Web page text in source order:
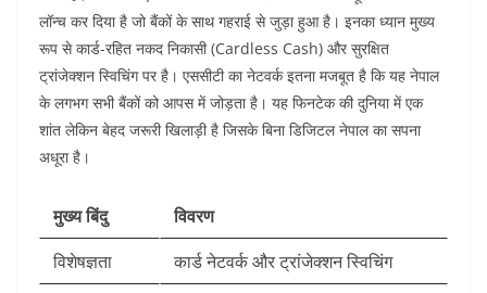
लॉन्च कर दिया है जो बैंकों के साथ गहराई से जुड़ा हुआ है। इनका ध्यान मुख्य
रूप से कार्ड-रहित नकद निकासी (Cardless Cash) और सुरक्षित
ट्रांजेक्शन स्विचिंग पर है। एससीटी का नेटवर्क इतना मजबूत है कि यह नेपाल
के लगभग सभी बैंकों को आपस में जोड़ता है। यह फिनटेक की दुनिया में एक
शांत लेकिन बेहद जरूरी खिलाड़ी है जिसके बिना डिजिटल नेपाल का सपना
अधूरा है।
मुख्य बिंदु
विवरण
विशेषज्ञता
कार्ड नेटवर्क और ट्रांजेक्शन स्विचिंग